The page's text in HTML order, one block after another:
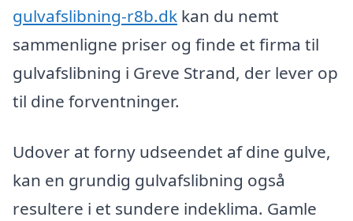
gulvafslibning-r8b.dk kan du nemt
sammenligne priser og finde et firma til
gulvafslibning i Greve Strand, der lever op
til dine forventninger.
Udover at forny udseendet af dine gulve,
kan en grundig gulvafslibning også
resultere i et sundere indeklima. Gamle